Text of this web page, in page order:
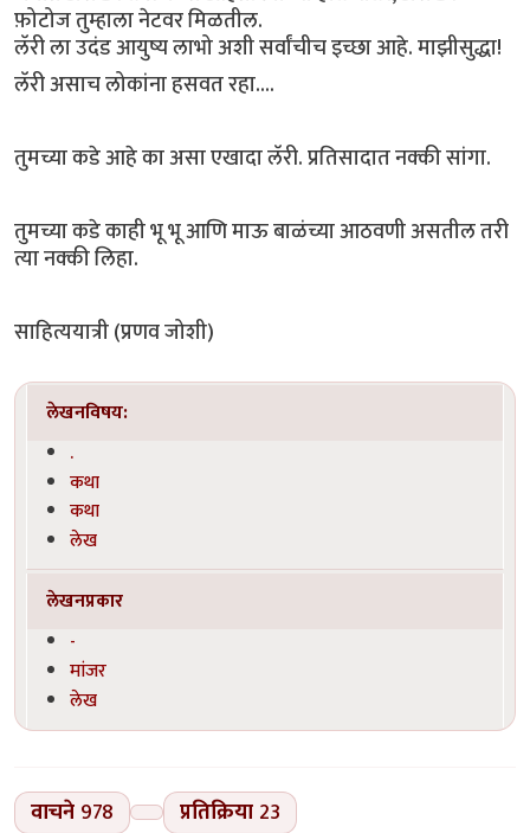
फ़ोटोज तुम्हाला नेटवर मिळतील.
लॅरी ला उदंड आयुष्य लाभो अशी सर्वांचीच इच्छा आहे. माझीसुद्धा!
लॅरी असाच लोकांना हसवत रहा....
तुमच्या कडे आहे का असा एखादा लॅरी. प्रतिसादात नक्की सांगा.
तुमच्या कडे काही भू भू आणि माऊ बाळंच्या आठवणी असतील तरी
त्या नक्की लिहा.
साहित्ययात्री (प्रणव जोशी)
लेखनविषय:
.
कथा
कथा
लेख
लेखनप्रकार
-
मांजर
लेख
वाचने 978 प्रतिक्रिया 23